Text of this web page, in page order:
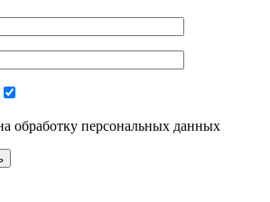
обработку персональных данных